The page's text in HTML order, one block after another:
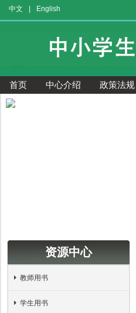
中文 English
首页 中心介绍 政策法规
获奖证书查询
资源中心
教师用书
学生用书